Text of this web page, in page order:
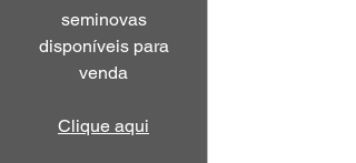
seminovas
disponíveis para
venda
Clique aqui